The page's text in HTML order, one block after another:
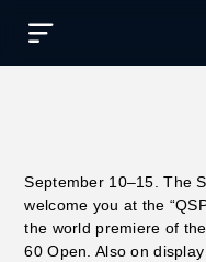
September 10–15. The
welcome you at the
the world premiere of
60 Open. Also on